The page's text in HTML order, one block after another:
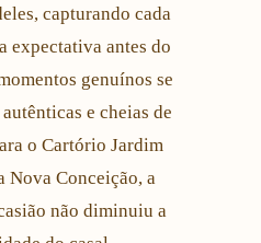
capturando cada
expectativa antes do
genuínos se
e cheias de
o Cartório Jardim
Nova Conceição, a
não diminuiu a